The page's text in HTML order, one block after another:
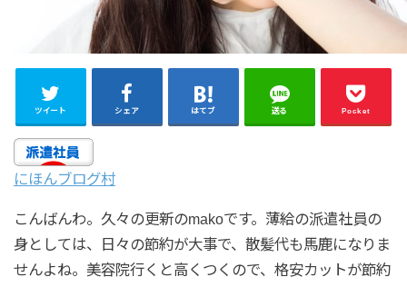
ツイート シェア はてブ 送る Pocket
にほんブログ村
こんばんわ。久々の更新のmakoです。薄給の派遣社員の
身としては、日々の節約が大事で、散髪代も馬鹿になりま
せんよね。美容院行くと高くつくので、格安カットが節約